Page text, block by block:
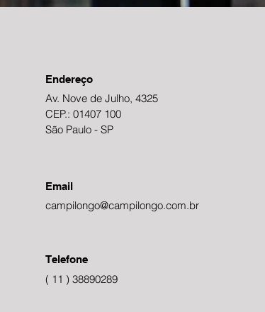
Endereço
Av. Nove de Julho, 4325
CEP.: 01407 100
São Paulo - SP
Email
campilongo@campilongo.com.br
Telefone
( 11 ) 38890289